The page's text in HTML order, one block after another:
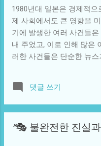
적인 욕구를 지니고 있으
선택할 가능성은 언제든지
보면, 미국의 대형 투...
외국인들이 한국 음식을
니다. 예를 들어, 발효된 김
있지만, 처음 접하는 외국
울 수 있습니다. 비슷한 맥
어가는 각종 재료들 역시
니다. 그들은 이러한 음식
이 점차 해외에서 인기를
는 미국의 많은 레스토랑
1980년대 일본은 경제적
제 사회에서도 큰 영향을
기에 발생한 여러 사건들
내 주었고, 이로 인해 많은
러한 사건들은 단순한 뉴스
우선, 1980년대 일본의 경
은 ‘잃어버린 10년’으로
폭발적인 경제 성장을 이
경제가 발달하며 개인주의
댓글 쓰기
"🎭 불완전한 진실